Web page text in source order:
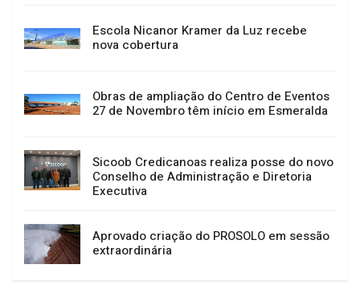
Escola Nicanor Kramer da Luz recebe
nova cobertura
Obras de ampliação do Centro de Eventos
27 de Novembro têm início em Esmeralda
Sicoob Credicanoas realiza posse do novo
Conselho de Administração e Diretoria
Executiva
Aprovado criação do PROSOLO em sessão
extraordinária